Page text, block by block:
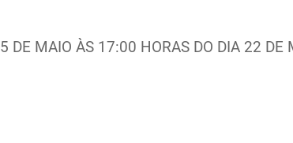
5 DE MAIO ÀS 17:00 HORAS DO DIA 22 DE